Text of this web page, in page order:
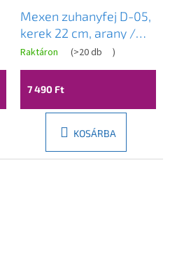
Mexen zuhanyfej D-05,
kerek 22 cm, arany /
fehér, 79705-50
Raktáron (>20 db )
7 490 Ft
KOSÁRBA